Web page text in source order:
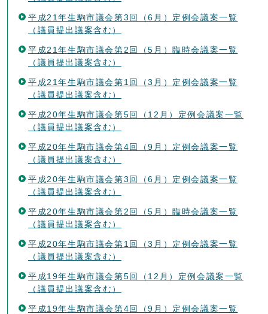
平成21年生駒市議会第3回（6月）定例会議案一覧
（議員提出議案含む）
平成21年生駒市議会第2回（5月）臨時会議案一覧
（議員提出議案含む）
平成21年生駒市議会第1回（3月）定例会議案一覧
（議員提出議案含む）
平成20年生駒市議会第5回（12月）定例会議案一覧
（議員提出議案含む）
平成20年生駒市議会第4回（9月）定例会議案一覧
（議員提出議案含む）
平成20年生駒市議会第3回（6月）定例会議案一覧
（議員提出議案含む）
平成20年生駒市議会第2回（5月）臨時会議案一覧
（議員提出議案含む）
平成20年生駒市議会第1回（3月）定例会議案一覧
（議員提出議案含む）
平成19年生駒市議会第5回（12月）定例会議案一覧
（議員提出議案含む）
平成19年生駒市議会第4回（9月）定例会議案一覧